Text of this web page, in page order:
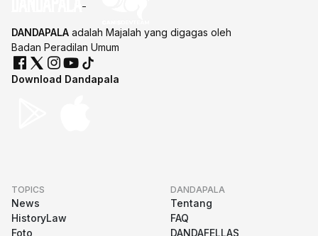
DANDAPALA adalah Majalah yang digagas oleh
Badan Peradilan Umum
Download Dandapala
TOPICS
News
HistoryLaw
Foto
DANDAPALA
Tentang
FAQ
DANDAFELLAS